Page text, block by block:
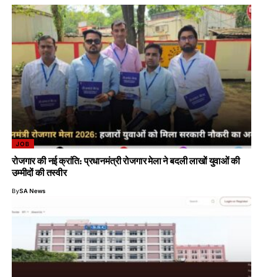
JOB
रोजगार की नई क्रांति: प्रधानमंत्री रोजगार मेला ने बदली लाखों युवाओं की
उम्मीदों की तस्वीर
BySA News